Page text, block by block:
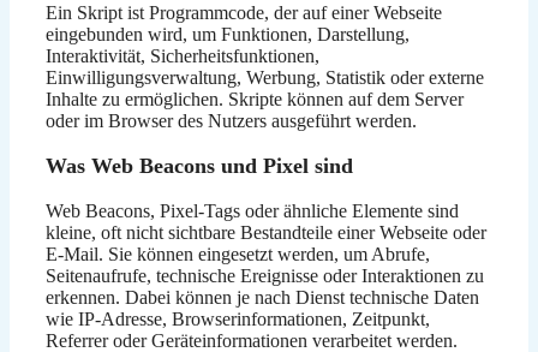
Ein Skript ist Programmcode, der auf einer Webseite
eingebunden wird, um Funktionen, Darstellung,
Interaktivität, Sicherheitsfunktionen,
Einwilligungsverwaltung, Werbung, Statistik oder externe
Inhalte zu ermöglichen. Skripte können auf dem Server
oder im Browser des Nutzers ausgeführt werden.
Was Web Beacons und Pixel sind
Web Beacons, Pixel-Tags oder ähnliche Elemente sind
kleine, oft nicht sichtbare Bestandteile einer Webseite oder
E-Mail. Sie können eingesetzt werden, um Abrufe,
Seitenaufrufe, technische Ereignisse oder Interaktionen zu
erkennen. Dabei können je nach Dienst technische Daten
wie IP-Adresse, Browserinformationen, Zeitpunkt,
Referrer oder Geräteinformationen verarbeitet werden.